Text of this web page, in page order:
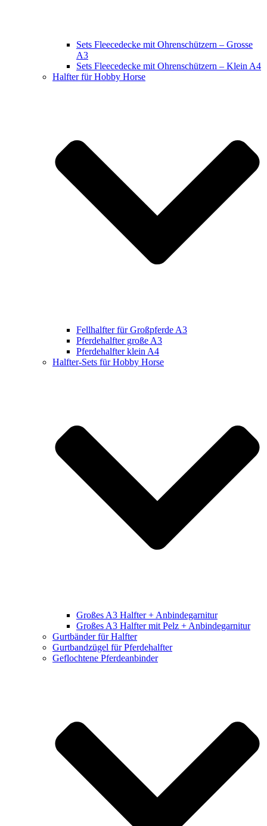
Sets Fleecedecke mit Ohrenschützern – Grosse
A3
Sets Fleecedecke mit Ohrenschützern – Klein A4
Halfter für Hobby Horse
Fellhalfter für Großpferde A3
Pferdehalfter große A3
Pferdehalfter klein A4
Halfter-Sets für Hobby Horse
Großes A3 Halfter + Anbindegarnitur
Großes A3 Halfter mit Pelz + Anbindegarnitur
Gurtbänder für Halfter
Gurtbandzügel für Pferdehalfter
Geflochtene Pferdeanbinder